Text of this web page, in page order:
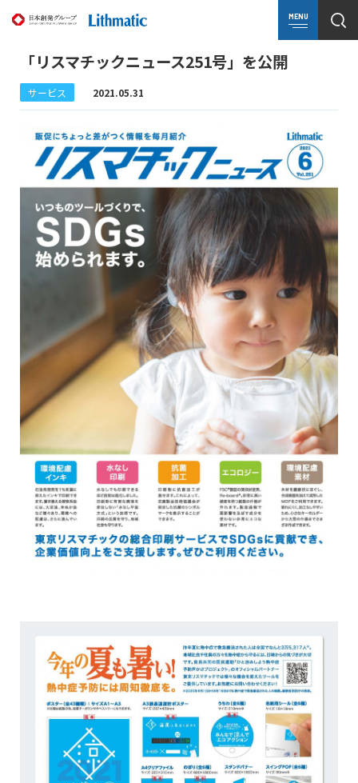
MENU
「リスマチックニュース251号」を公開
サービス 2021.05.31